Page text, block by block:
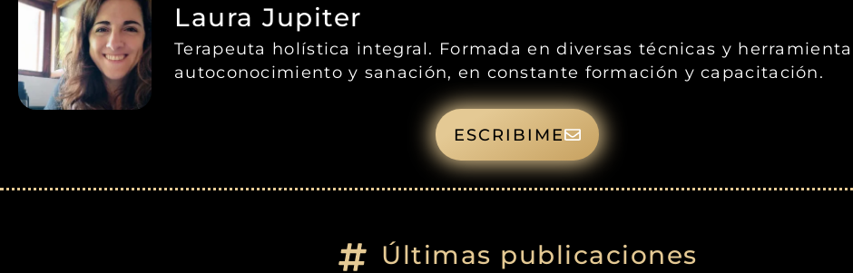
Laura Jupiter
Terapeuta holística integral. Formada en diversas técnicas y
autoconocimiento y sanación, en constante formación y capacitación.
ESCRIBIME
Últimas publicaciones